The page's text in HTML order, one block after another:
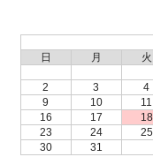
日
月 火
2
3 4
9
10 11
16
17 18
23
24 25
30
31